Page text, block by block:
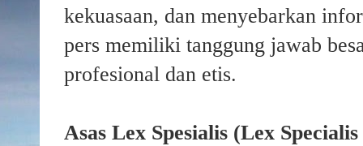
kekuasaan, dan menyebarkan
pers memiliki tanggung jawab
profesional dan etis.
Asas Lex Spesialis (Lex